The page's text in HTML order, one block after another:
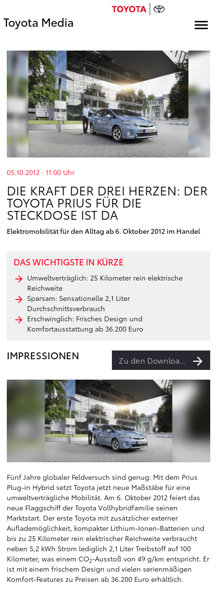
Toyota Media
05.10.2012 · 11:00 Uhr
DIE KRAFT DER DREI HERZEN: DER
TOYOTA PRIUS FÜR DIE
STECKDOSE IST DA
Elektromobilität für den Alltag ab 6. Oktober 2012 im Handel
DAS WICHTIGSTE IN KÜRZE
Umweltverträglich: 25 Kilometer rein elektrische
Reichweite
Sparsam: Sensationelle 2,1 Liter
Durchschnittsverbrauch
Erschwinglich: Frisches Design und
Komfortausstattung ab 36.200 Euro
IMPRESSIONEN Zu den Downloads
Fünf Jahre globaler Feldversuch sind genug: Mit dem Prius
Plug-in Hybrid setzt Toyota jetzt neue Maßstäbe für eine
umweltverträgliche Mobilität. Am 6. Oktober 2012 feiert das
neue Flaggschiff der Toyota Vollhybridfamilie seinen
Marktstart. Der erste Toyota mit zusätzlicher externer
Auflademöglichkeit, kompakter Lithium-Ionen-Batterien und
bis zu 25 Kilometer rein elektrischer Reichweite verbraucht
neben 5,2 kWh Strom lediglich 2,1 Liter Treibstoff auf 100
Kilometer, was einem CO2-Ausstoß von 49 g/km entspricht. Er
ist mit einem frischem Design und vielen serienmäßigen
Komfort-Features zu Preisen ab 36.200 Euro erhältlich.